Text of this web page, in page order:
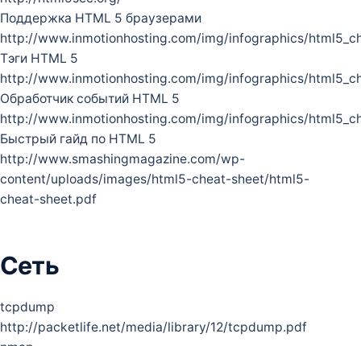
Поддержка HTML 5 браузерами
http://www.inmotionhosting.com/img/infographics/
Тэги HTML 5
http://www.inmotionhosting.com/img/infographics/
Обработчик событий HTML 5
http://www.inmotionhosting.com/img/infographics/
Быстрый гайд по HTML 5
http://www.smashingmagazine.com/wp-
content/uploads/images/html5-cheat-sheet/html5-
cheat-sheet.pdf
Сеть
tcpdump
http://packetlife.net/media/library/12/tcpdump.pdf